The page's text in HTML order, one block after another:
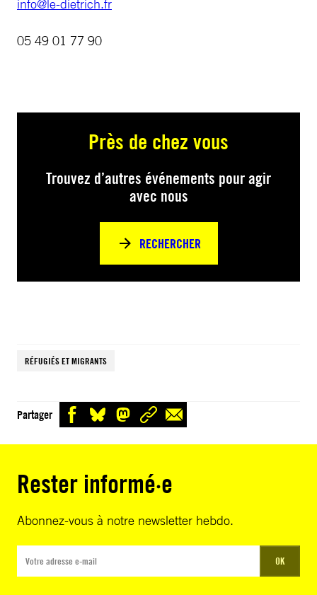
info@le-dietrich.fr
05 49 01 77 90
Près de chez vous
Trouvez d’autres événements pour agir
avec nous
RECHERCHER
RÉFUGIÉS ET MIGRANTS
Partager
Rester informé·e
Abonnez-vous à notre newsletter hebdo.
OK